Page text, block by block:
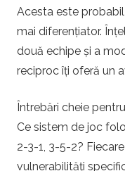
Acesta este
mai diferențiator.
două echipe și a
reciproc îți oferă un
Întrebări cheie
Ce sistem de joc
2-3-1, 3-5-2?
vulnerabilități